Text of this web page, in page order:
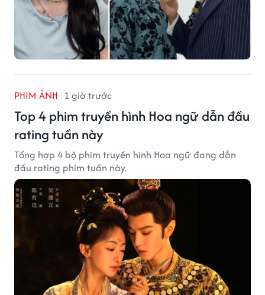
PHIM ẢNH 1 giờ trước
Top 4 phim truyền hình Hoa ngữ dẫn đầu
rating tuần này
Tổng hợp 4 bộ phim truyền hình Hoa ngữ đang dẫn
đầu rating phim tuần này.